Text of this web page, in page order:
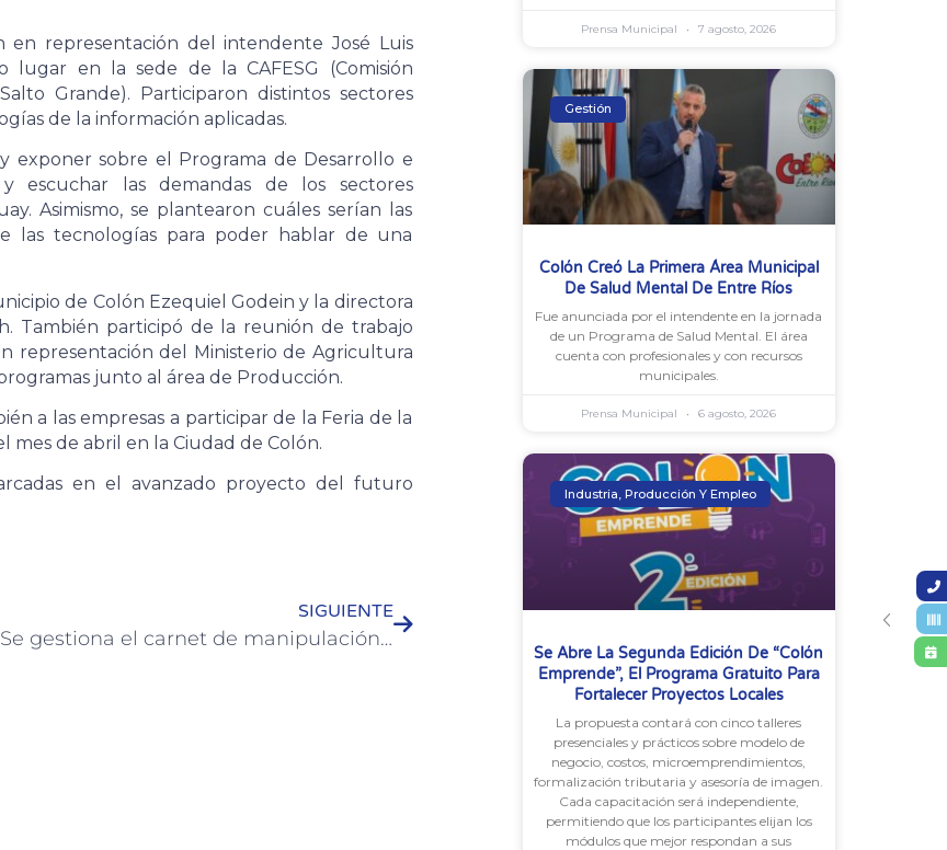
en representación del intendente José Luis
en la sede de la CAFESG (Comisión
Grande). Participaron distintos sectores
de la información aplicadas.
exponer sobre el Programa de Desarrollo e
escuchar las demandas de los sectores
Asimismo, se plantearon cuáles serían las
las tecnologías para poder hablar de una
de Colón Ezequiel Godein y la directora
También participó de la reunión de trabajo
representación del Ministerio de Agricultura
junto al área de Producción.
a las empresas a participar de la Feria de la
de abril en la Ciudad de Colón.
en el avanzado proyecto del futuro
SIGUIENTE
Se gestiona el carnet de manipulación para pescadores artesanales de Colón
Prensa Municipal 7 agosto, 2026
Gestión
Colón Creó La Primera Área Municipal
De Salud Mental De Entre Ríos
Fue anunciada por el intendente en la jornada
de un Programa de Salud Mental. El área
cuenta con profesionales y con recursos
municipales.
Prensa Municipal 6 agosto, 2026
Industria, Producción Y Empleo
Se Abre La Segunda Edición De “Colón
Emprende”, El Programa Gratuito Para
Fortalecer Proyectos Locales
La propuesta contará con cinco talleres
presenciales y prácticos sobre modelo de
negocio, costos, microemprendimientos,
formalización tributaria y asesoría de imagen.
Cada capacitación será independiente,
permitiendo que los participantes elijan los
módulos que mejor respondan a sus